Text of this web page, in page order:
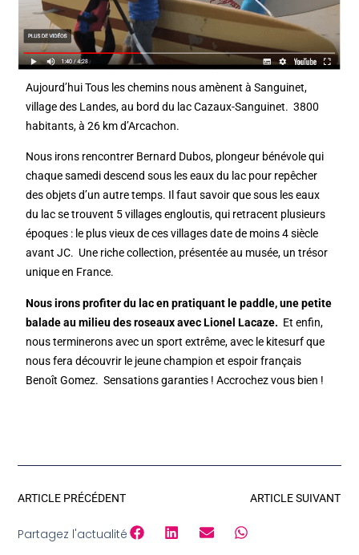
Aujourd’hui Tous les chemins nous amènent à Sanguinet,
village des Landes, au bord du lac Cazaux-Sanguinet. 3800
habitants, à 26 km d’Arcachon.
Nous irons rencontrer Bernard Dubos, plongeur bénévole qui
chaque samedi descend sous les eaux du lac pour repêcher
des objets d’un autre temps. Il faut savoir que sous les eaux
du lac se trouvent 5 villages engloutis, qui retracent plusieurs
époques : le plus vieux de ces villages date de moins 4 siècle
avant JC. Une riche collection, présentée au musée, un trésor
unique en France.
Nous irons profiter du lac en pratiquant le paddle, une petite
balade au milieu des roseaux avec Lionel Lacaze. Et enfin,
nous terminerons avec un sport extrême, avec le kitesurf que
nous fera découvrir le jeune champion et espoir français
Benoît Gomez. Sensations garanties ! Accrochez vous bien !
ARTICLE PRÉCÉDENT ARTICLE SUIVANT
Partagez l'actualité